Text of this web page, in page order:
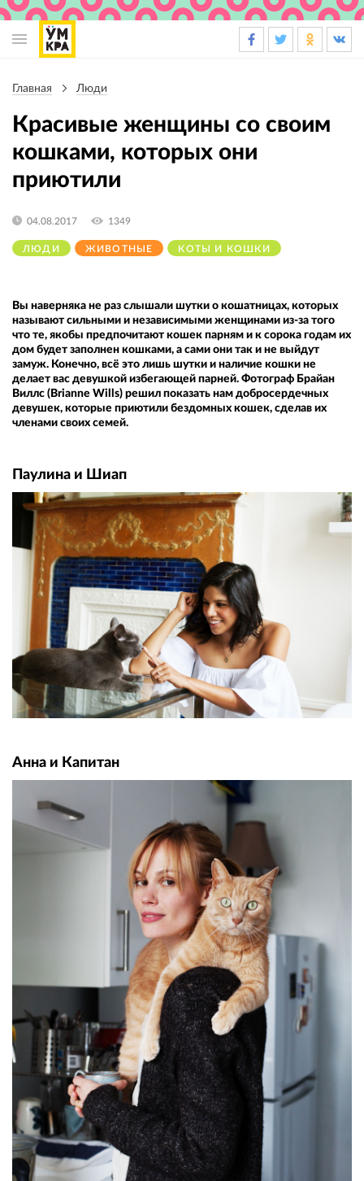
навигации
Главная Люди
Красивые женщины со своим
кошками, которых они
приютили
ЛЮДИ ЖИВОТНЫЕ КОТЫ И КОШКИ
04.08.2017 1349
Вы наверняка не раз слышали шутки о кошатницах, которых
называют сильными и независимыми женщинами из-за того
что те, якобы предпочитают кошек парням и к сорока годам их
дом будет заполнен кошками, а сами они так и не выйдут
замуж. Конечно, всё это лишь шутки и наличие кошки не
делает вас девушкой избегающей парней. Фотограф Брайан
Виллс (Brianne Wills) решил показать нам добросердечных
девушек, которые приютили бездомных кошек, сделав их
членами своих семей.
Паулина и Шиап
Анна и Капитан